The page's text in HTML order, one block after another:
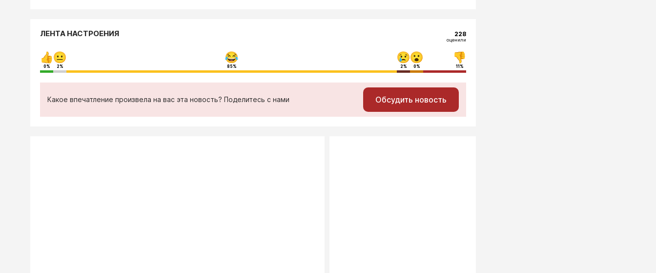
ЛЕНТА НАСТРОЕНИЯ 228
оценили
0% 2% 85% 2% 0% 11%
Какое впечатление произвела на вас эта новость? Поделитесь с нами Обсудить новость